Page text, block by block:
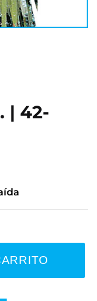
| 42-